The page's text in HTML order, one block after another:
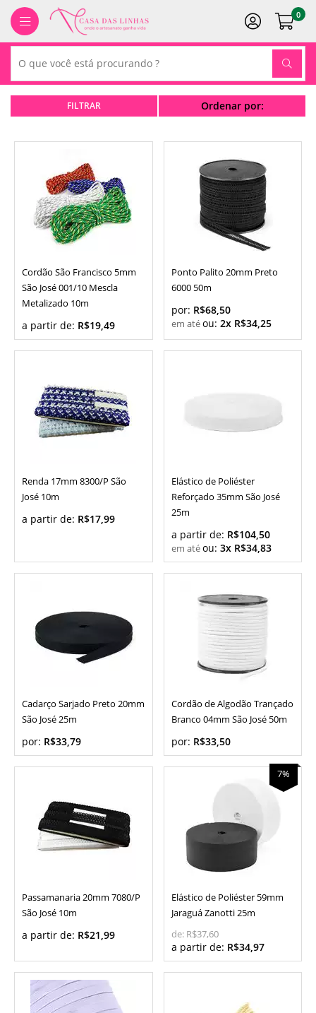
0
Ordenar por:
Cordão São Francisco 5mm
São José 001/10 Mescla
Metalizado 10m
a partir de: R$19,49
Ponto Palito 20mm Preto
6000 50m
por: R$68,50
ou: 2x R$34,25
Renda 17mm 8300/P São
José 10m
a partir de: R$17,99
Elástico de Poliéster
Reforçado 35mm São José
25m
a partir de: R$104,50
ou: 3x R$34,83
Cadarço Sarjado Preto 20mm
São José 25m
por: R$33,79
Cordão de Algodão Trançado
Branco 04mm São José 50m
por: R$33,50
Passamanaria 20mm 7080/P
São José 10m
a partir de: R$21,99
Elástico de Poliéster 59mm
Jaraguá Zanotti 25m
de: R$37,60
a partir de: R$34,97
7%